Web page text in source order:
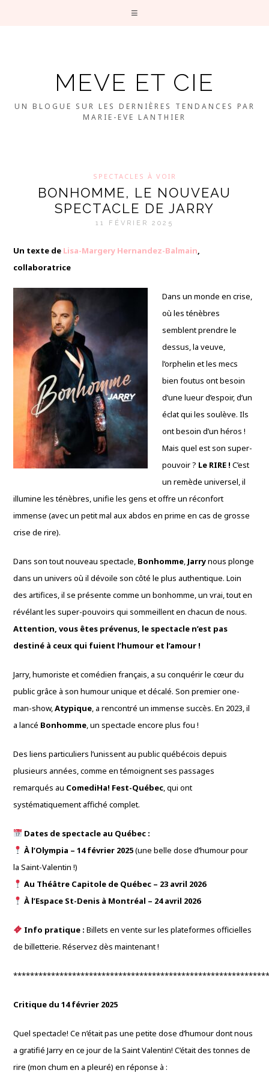
MEVE ET CIE
UN BLOGUE SUR LES DERNIÈRES TENDANCES PAR
MARIE-EVE LANTHIER
SPECTACLES À VOIR
BONHOMME, LE NOUVEAU
SPECTACLE DE JARRY
11 FÉVRIER 2025
Un texte de Lisa-Margery Hernandez-Balmain,
collaboratrice
Dans un monde en crise,
où les ténèbres
semblent prendre le
dessus, la veuve,
l’orphelin et les mecs
bien foutus ont besoin
d’une lueur d’espoir, d’un
éclat qui les soulève. Ils
ont besoin d’un héros !
Mais quel est son super-
pouvoir ? Le RIRE ! C’est
un remède universel, il
illumine les ténèbres, unifie les gens et offre un réconfort
immense (avec un petit mal aux abdos en prime en cas de grosse
crise de rire).
Dans son tout nouveau spectacle, Bonhomme, Jarrynous plonge
dans un univers où il dévoile son côté le plus authentique. Loin
des artifices, il se présente comme un bonhomme, un vrai, tout en
révélant les super-pouvoirs qui sommeillent en chacun de nous.
Attention, vous êtes prévenus, le spectacle n’est pas
destiné à ceux qui fuient l’humour et l’amour !
Jarry, humoriste et comédien français, a su conquérir le cœur du
public grâce à son humour unique et décalé. Son premier one-
man-show,Atypique, a rencontré un immense succès. En 2023, il
a lancé Bonhomme, un spectacle encore plus fou !
Des liens particuliers l’unissent au public québécois depuis
plusieurs années, comme en témoignent ses passages
remarqués au ComediHa! Fest-Québec, qui ont
systématiquement affiché complet.
Dates de spectacle au Québec :
À l’Olympia – 14 février 2025(une belle dose d’humour pour
la Saint-Valentin !)
Au Théâtre Capitole de Québec – 23 avril 2026
À l’Espace St-Denis à Montréal – 24 avril 2026
Info pratique : Billets en vente sur les plateformes officielles
de billetterie. Réservez dès maintenant !
Critique du 14 février 2025
Quel spectacle! Ce n’était pas une petite dose d’humour dont nous
a gratifié Jarry en ce jour de la Saint Valentin!C’était des tonnes de
rire (mon chum en a pleuré) en réponse à :